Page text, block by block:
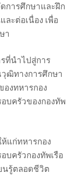
การศึกษาและฝึก
ะต่อเนื่อง เพื่อ
า
ที่นำไปสู่การ
ฒิทางการศึกษา
งทหารกอง
บครัวของกองทัพ
ห้แก่ทหารกอง
บครัวกองทัพเรือ
นรู้ตลอดชีวิต